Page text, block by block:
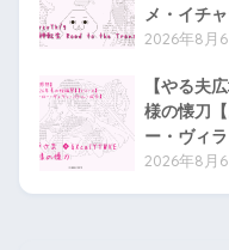
メ・イチャ
2026年8月6
【やる夫
様の懐刀
ー・ヴィ
2026年8月6